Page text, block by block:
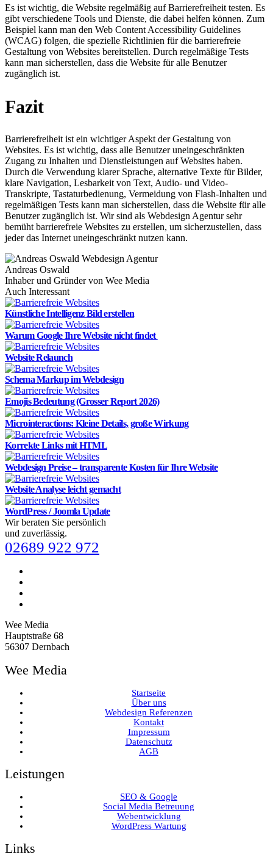
Es ist wichtig, die Website regelmäßig auf Barrierefreiheit testen. Es
gibt verschiedene Tools und Dienste, die dabei helfen können. Zum
Beispiel kann man den Web Content Accessibility Guidelines
(WCAG) folgen, die spezielle Richtlinien für die barrierefreie
Gestaltung von Websites bereitstellen. Durch regelmäßige Tests
kann man sicherstellen, dass die Website für alle Benutzer
zugänglich ist.
Fazit
Barrierefreiheit ist ein wichtiger Aspekt der Gestaltung von
Websites. Es ist wichtig, dass alle Benutzer uneingeschränkten
Zugang zu Inhalten und Dienstleistungen auf Websites haben.
Durch die Verwendung klarer Sprache, alternative Texte für Bilder,
klare Navigation, Lesbarkeit von Text, Audio- und Video-
Transkripte, Tastaturbedienung, Vermeidung von Flash-Inhalten und
regelmäßigen Tests kann man sicherstellen, dass die Website für alle
Benutzer zugänglich ist. Wir sind als Webdesign Agentur sehr
bemüht barrierefreie Websites zu erstellen, um sicherzustellen, dass
jeder das Internet uneingeschränkt nutzen kann.
Andreas Oswald
Inhaber und Gründer von Wee Media
Auch Interessant
Künstliche Intelligenz Bild erstellen
Warum Google Ihre Website nicht findet
Website Relaunch
Schema Markup im Webdesign
Emojis Bedeutung (Grosser Report 2026)
Microinteractions: Kleine Details, große Wirkung
Korrekte Links mit HTML
Webdesign Preise – transparente Kosten für Ihre Website
Website Analyse leicht gemacht
WordPress / Joomla Update
Wir beraten Sie persönlich
und zuverlässig.
02689 922 972
Wee Media
Hauptstraße 68
56307 Dernbach
Wee Media
Startseite
Über uns
Webdesign Referenzen
Kontakt
Impressum
Datenschutz
AGB
Leistungen
SEO & Google
Social Media Betreuung
Webentwicklung
WordPress Wartung
Links